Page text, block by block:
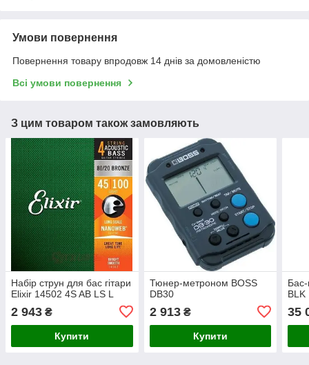
Умови повернення
Повернення товару впродовж 14 днів за домовленістю
Всі умови повернення
З цим товаром також замовляють
Набір струн для бас гітари
Elixir 14502 4S AB LS L
2 943 ₴
Купити
Тюнер-метроном BOSS
DB30
2 913₴
Купити
Бас-
BLK
35